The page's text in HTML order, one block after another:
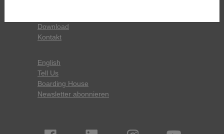
Download
Kontakt
English
Tell Us
Boarding House
Newsletter abonnieren